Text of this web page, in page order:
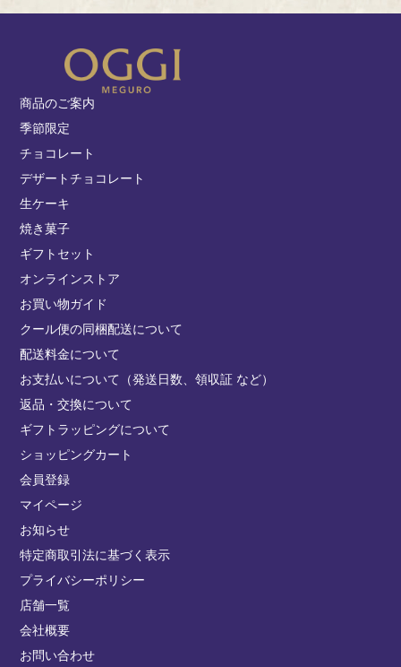
商品のご案内
季節限定
チョコレート
デザートチョコレート
生ケーキ
焼き菓子
ギフトセット
オンラインストア
お買い物ガイド
クール便の同梱配送について
配送料金について
お支払いについて（発送日数、領収証 など）
返品・交換について
ギフトラッピングについて
ショッピングカート
会員登録
マイページ
お知らせ
特定商取引法に基づく表示
プライバシーポリシー
店舗一覧
会社概要
お問い合わせ